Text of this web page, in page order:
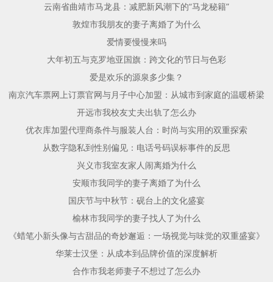
云南省曲靖市马龙县：减肥新风潮下的“马龙秘籍”
敦煌市我朋友的妻子离婚了为什么
爱情要慢慢来吗
大年初五与克罗地亚国旗：跨文化的节日与色彩
爱是欢乐的源泉多少集？
南京汽车票网上订票官网与月子中心加盟：从城市到家庭的温暖桥梁
开远市我校友丈夫出轨了怎么办
优衣库加盟代理商条件与服装人台：时尚与实用的双重探索
从数字隐私到性别偏见：电话号码误标事件的反思
兴义市我室友家人闹离婚为什么
安顺市我同学的妻子离婚了为什么
国庆节与中秋节：砚台上的文化盛宴
榆林市我同学的妻子找人了为什么
《蜡笔小新头像与古甜品的奇妙邂逅：一场视觉与味觉的双重盛宴》
华莱士汉堡：从成本到品牌价值的深度解析
合作市我老师妻子不想过了怎么办